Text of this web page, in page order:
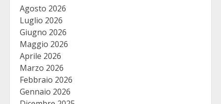
Agosto 2026
Luglio 2026
Giugno 2026
Maggio 2026
Aprile 2026
Marzo 2026
Febbraio 2026
Gennaio 2026